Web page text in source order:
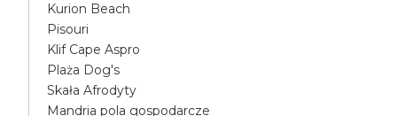
Kurion Beach
Pisouri
Klif Cape Aspro
Plaża Dog's
Skała Afrodyty
Mandria pola gospodarcze